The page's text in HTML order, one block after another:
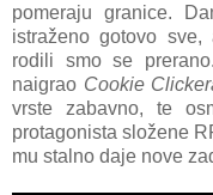
pomeraju granice.
istraženo gotovo
rodili smo se
naigrao Cookie
vrste zabavno, te
protagonista složene
mu stalno daje nove